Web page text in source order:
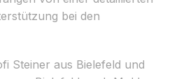
bei den
Steiner aus Bielefeld und